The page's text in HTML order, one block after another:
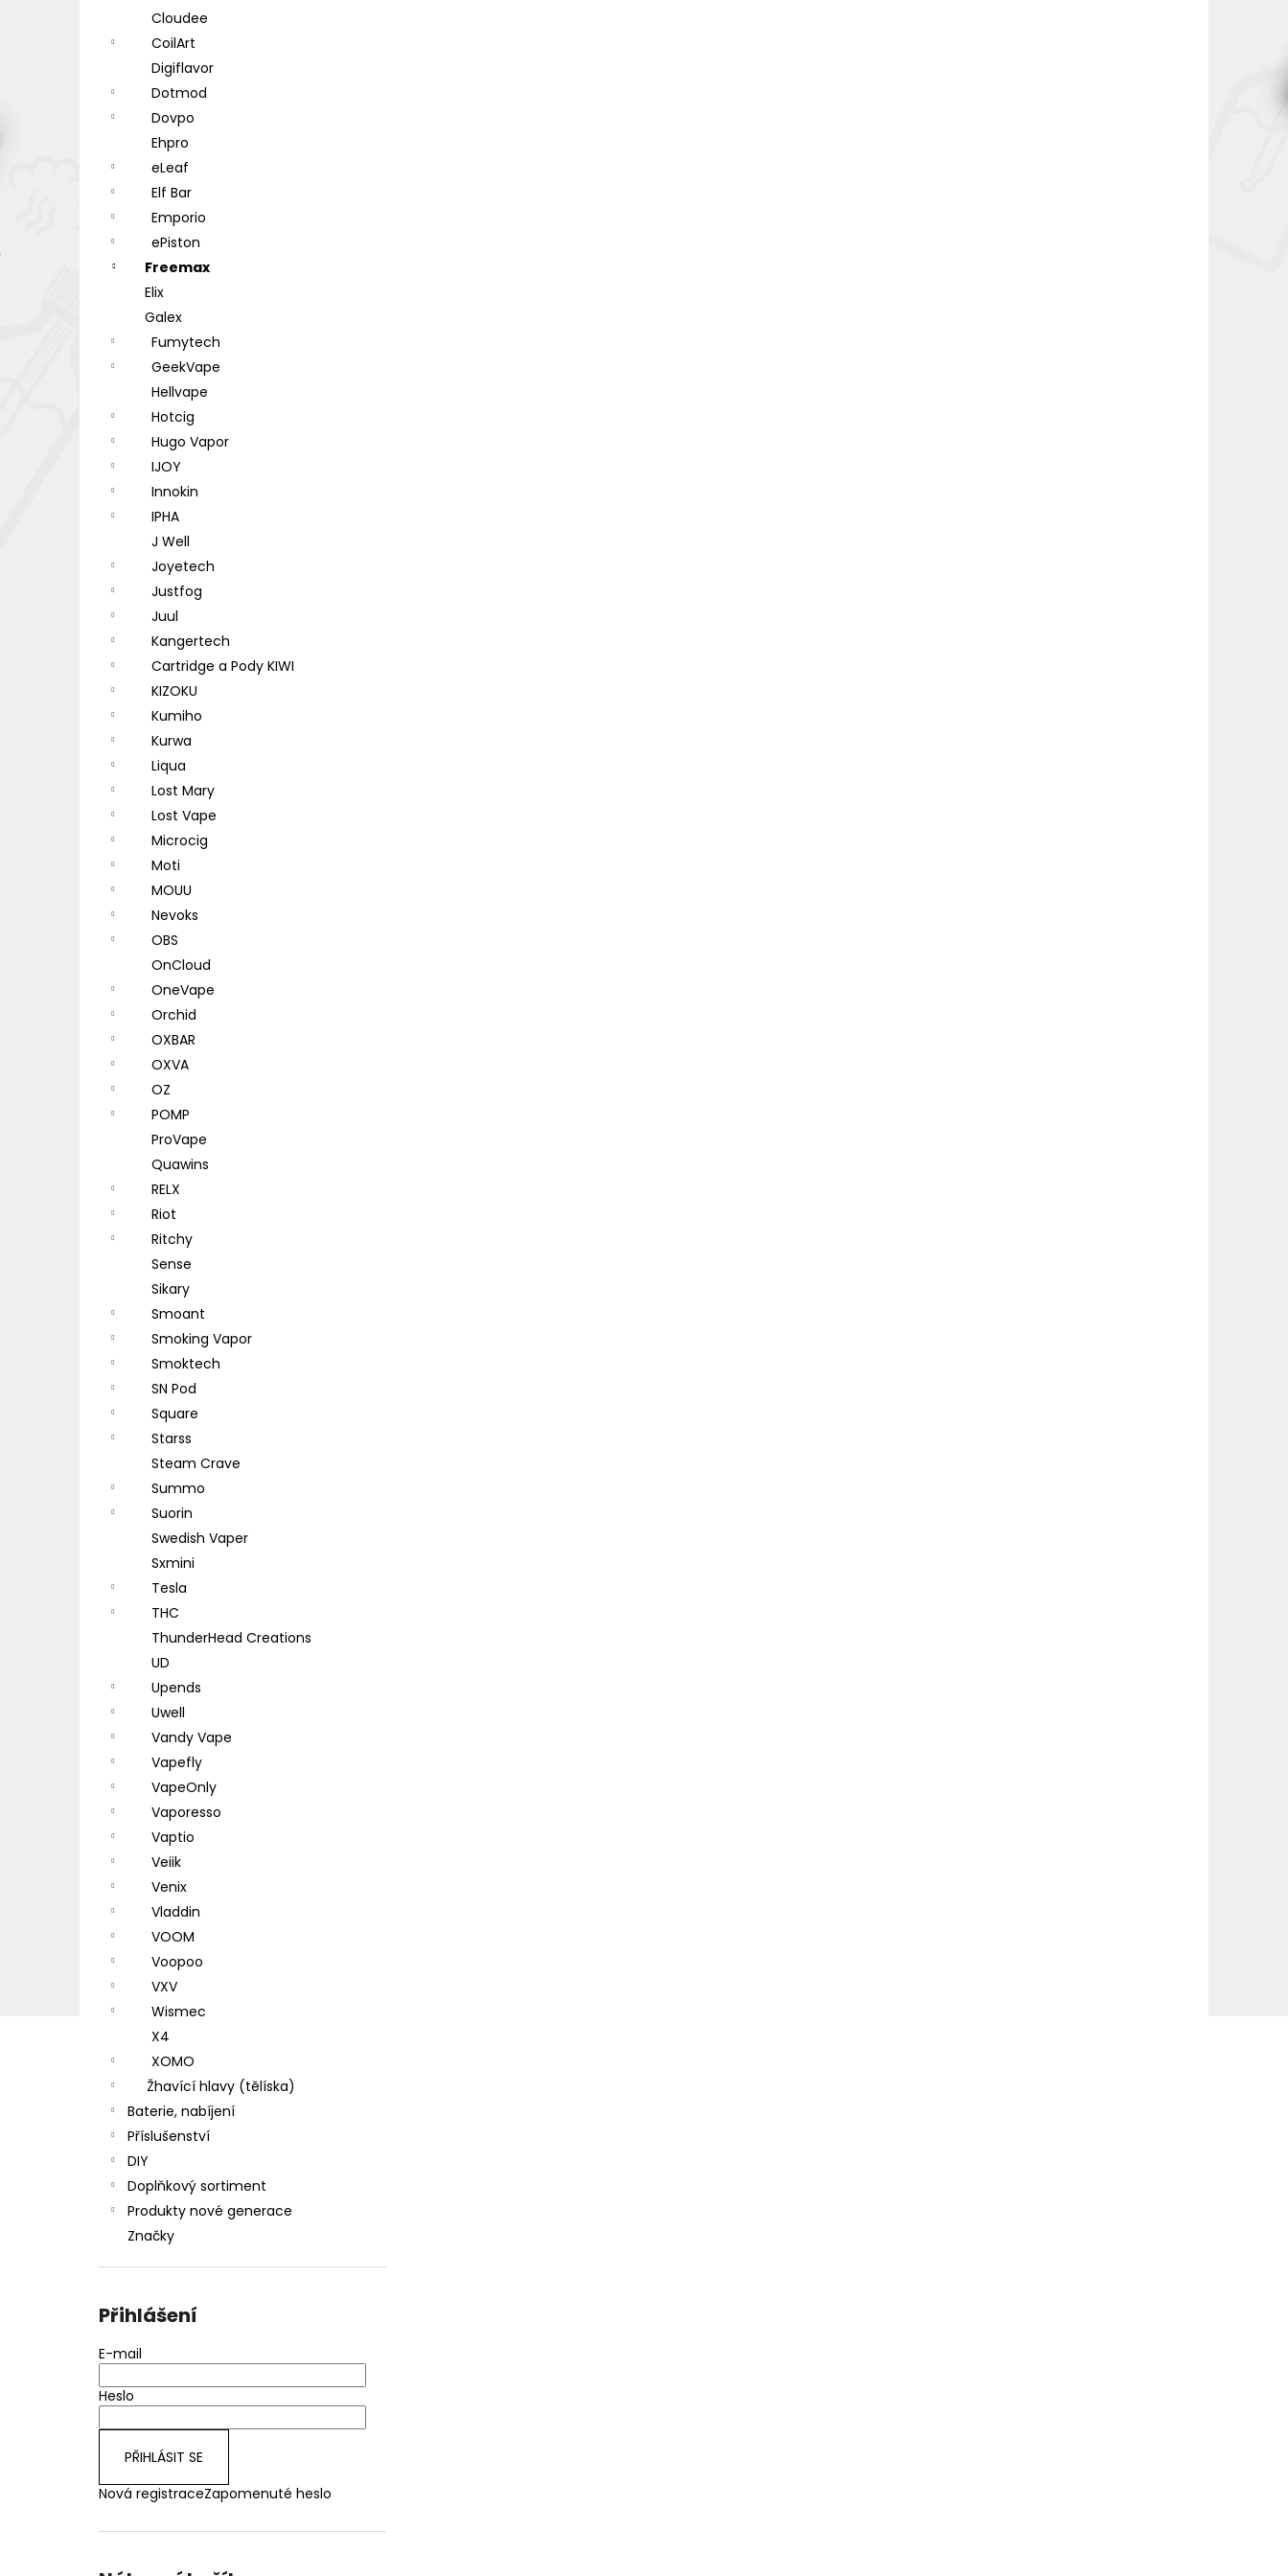
Cloudee
CoilArt
Digiflavor
Dotmod
Dovpo
Ehpro
eLeaf
Elf Bar
Emporio
ePiston
Freemax
Elix
Galex
Fumytech
GeekVape
Hellvape
Hotcig
Hugo Vapor
IJOY
Innokin
IPHA
J Well
Joyetech
Justfog
Juul
Kangertech
Cartridge a Pody KIWI
KIZOKU
Kumiho
Kurwa
Liqua
Lost Mary
Lost Vape
Microcig
Moti
MOUU
Nevoks
OBS
OnCloud
OneVape
Orchid
OXBAR
OXVA
OZ
POMP
ProVape
Quawins
RELX
Riot
Ritchy
Sense
Sikary
Smoant
Smoking Vapor
Smoktech
SN Pod
Square
Starss
Steam Crave
Summo
Suorin
Swedish Vaper
Sxmini
Tesla
THC
ThunderHead Creations
UD
Upends
Uwell
Vandy Vape
Vapefly
VapeOnly
Vaporesso
Vaptio
Veiik
Venix
Vladdin
VOOM
Voopoo
VXV
Wismec
X4
XOMO
Žhavící hlavy (tělíska)
Baterie, nabíjení
Příslušenství
DIY
Doplňkový sortiment
Produkty nové generace
Značky
Přihlášení
E-mail
Heslo
PŘIHLÁSIT SE
Nová registraceZapomenuté heslo